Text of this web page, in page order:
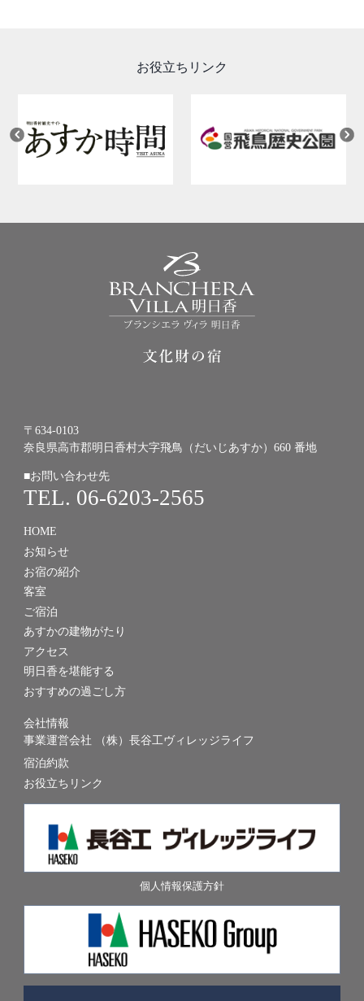
お役立ちリンク
〒634-0103
奈良県高市郡明日香村大字飛鳥（だいじあすか）660 番地
■お問い合わせ先
TEL. 06-6203-2565
HOME
お知らせ
お宿の紹介
客室
ご宿泊
あすかの建物がたり
アクセス
明日香を堪能する
おすすめの過ごし方
会社情報
事業運営会社 （株）長谷工ヴィレッジライフ
宿泊約款
お役立ちリンク
個人情報保護方針